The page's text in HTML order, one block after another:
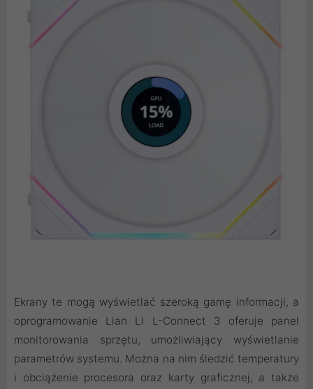
Ekrany te mogą wyświetlać szeroką gamę informacji, a
oprogramowanie Lian Li L-Connect 3 oferuje panel
monitorowania sprzętu, umożliwiający wyświetlanie
parametrów systemu. Można na nim śledzić temperatury
i obciążenie procesora oraz karty graficznej, a także